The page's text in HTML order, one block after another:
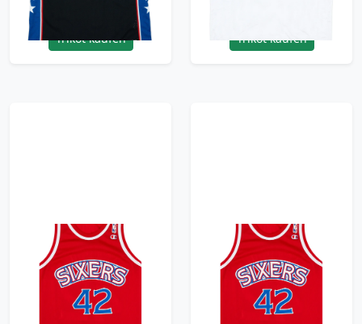
119.99£ · ca. €142
Trikot kaufen Trikot kaufen
1995-97 Philadelphia
76ers Stackhouse #42
Champion Away
Jersey (Excellent) M
95.99£ · ca. €113
1995-97 Philadelphia
76ers Stackhouse #42
Champion Away
Jersey (Excellent) XL
95.99£ · ca. €113